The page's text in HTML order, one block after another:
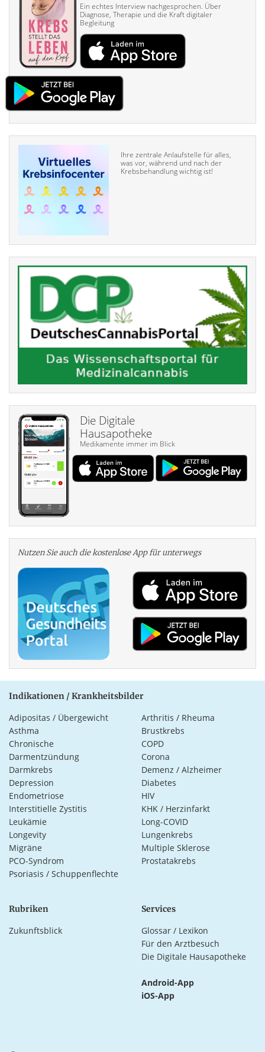
Ein echtes Interview nach­gesprochen. Über
Diagnose, Therapie und die Kraft digitaler
Begleitung
Ihre zentrale Anlaufstelle für alles,
was vor, während und nach der
Krebsbehandlung wichtig ist!
Die Digitale
Hausapotheke
Medikamente immer im Blick
Nutzen Sie auch die kosten­lose App für unterwegs
Indikationen / Krankheitsbilder
Adipositas / Übergewicht
Arthritis / Rheuma
Asthma
Brustkrebs
Chronische
Darmentzündung
COPD
Corona
Darmkrebs
Demenz / Alzheimer
Depression
Diabetes
Endometriose
HIV
Interstitielle Zystitis
KHK / Herzinfarkt
Leukämie
Long-COVID
Longevity
Lungenkrebs
Migräne
Multiple Sklerose
PCO-Syndrom
Prostatakrebs
Psoriasis / Schuppenflechte
Rubriken
Zukunftsblick
Services
Glossar / Lexikon
Für den Arztbesuch
Die Digitale Hausapotheke
Android-App
iOS-App